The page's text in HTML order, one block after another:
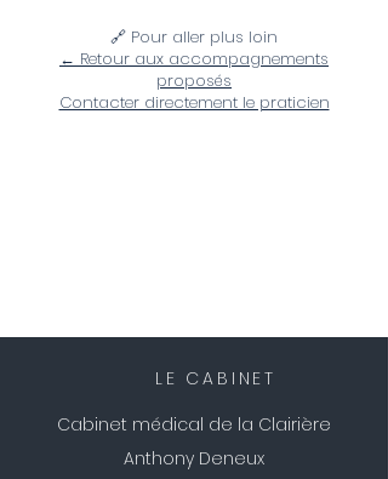
🔗 Pour aller plus loin
← Retour aux accompagnements
proposés
Contacter directement le praticien
LE CABINET
Cabinet médical de la Clairière
Anthony Deneux